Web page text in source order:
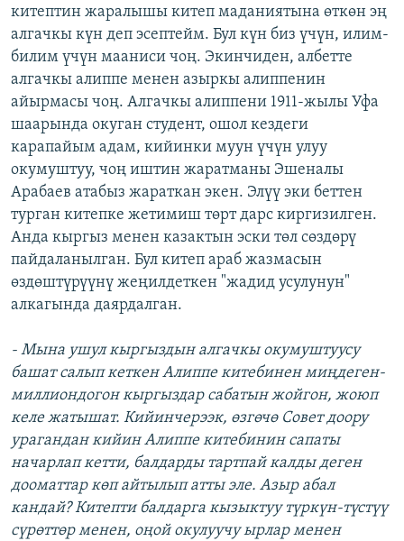
китептин жаралышы китеп маданиятына өткөн эң
алгачкы күн деп эсептейм. Бул күн биз үчүн, илим-
билим үчүн мааниси чоң. Экинчиден, албетте
алгачкы алиппе менен азыркы алиппенин
айырмасы чоң. Алгачкы алиппени 1911-жылы Уфа
шаарында окуган студент, ошол кездеги
карапайым адам, кийинки муун үчүн улуу
окумуштуу, чоң иштин жаратманы Эшеналы
Арабаев атабыз жараткан экен. Элүү эки беттен
турган китепке жетимиш төрт дарс киргизилген.
Анда кыргыз менен казактын эски төл сөздөрү
пайдаланылган. Бул китеп араб жазмасын
өздөштүрүүнү жеңилдеткен "жадид усулунун"
алкагында даярдалган.
- Мына ушул кыргыздын алгачкы окумуштуусу
башат салып кеткен Алиппе китебинен миңдеген-
миллиондогон кыргыздар сабатын жойгон, жоюп
келе жатышат. Кийинчерээк, өзгөчө Совет доору
урагандан кийин Алиппе китебинин сапаты
начарлап кетти, балдарды тартпай калды деген
дооматтар көп айтылып атты эле. Азыр абал
кандай? Китепти балдарга кызыктуу түркүн-түстүү
сүрөттөр менен, оңой окулуучу ырлар менен